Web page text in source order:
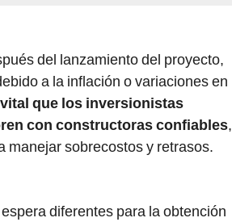
del lanzamiento del proyecto,
a la inflación o variaciones en
que los inversionistas
con constructoras confiables,
manejar sobrecostos y retrasos.
diferentes para la obtención